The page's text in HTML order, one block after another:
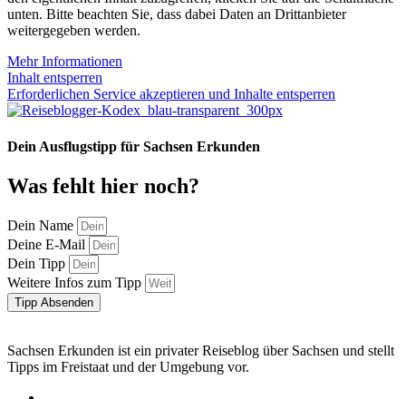
unten. Bitte beachten Sie, dass dabei Daten an Drittanbieter
weitergegeben werden.
Mehr Informationen
Inhalt entsperren
Erforderlichen Service akzeptieren und Inhalte entsperren
Dein Ausflugstipp für Sachsen Erkunden
Was fehlt hier noch?
Dein Name
Deine E-Mail
Dein Tipp
Weitere Infos zum Tipp
Tipp Absenden
Sachsen Erkunden ist ein privater Reiseblog über Sachsen und stellt
Tipps im Freistaat und der Umgebung vor.